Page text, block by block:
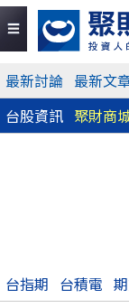
最新討論 最新文
台股資訊 聚財商
台指期 台積電